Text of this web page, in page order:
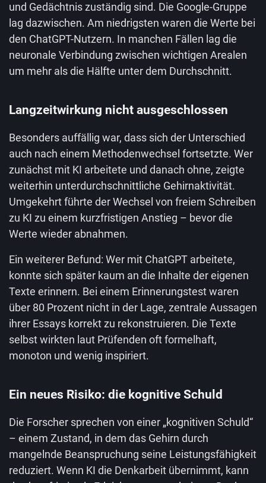
und Gedächtnis zuständig sind. Die Google-Gruppe
lag dazwischen. Am niedrigsten waren die Werte bei
den ChatGPT-Nutzern. In manchen Fällen lag die
neuronale Verbindung zwischen wichtigen Arealen
um mehr als die Hälfte unter dem Durchschnitt.
Langzeitwirkung nicht ausgeschlossen
Besonders auffällig war, dass sich der Unterschied
auch nach einem Methodenwechsel fortsetzte. Wer
zunächst mit KI arbeitete und danach ohne, zeigte
weiterhin unterdurchschnittliche Gehirnaktivität.
Umgekehrt führte der Wechsel von freiem Schreiben
zu KI zu einem kurzfristigen Anstieg – bevor die
Werte wieder abnahmen.
Ein weiterer Befund: Wer mit ChatGPT arbeitete,
konnte sich später kaum an die Inhalte der eigenen
Texte erinnern. Bei einem Erinnerungstest waren
über 80 Prozent nicht in der Lage, zentrale Aussagen
ihrer Essays korrekt zu rekonstruieren. Die Texte
selbst wirkten laut Prüfenden oft formelhaft,
monoton und wenig inspiriert.
Ein neues Risiko: die kognitive Schuld
Die Forscher sprechen von einer „kognitiven Schuld“
– einem Zustand, in dem das Gehirn durch
mangelnde Beanspruchung seine Leistungsfähigkeit
reduziert. Wenn KI die Denkarbeit übernimmt, kann